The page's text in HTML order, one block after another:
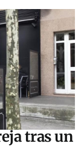
tras un